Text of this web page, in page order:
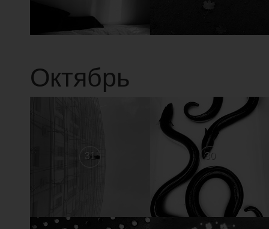
Октябрь
31 30